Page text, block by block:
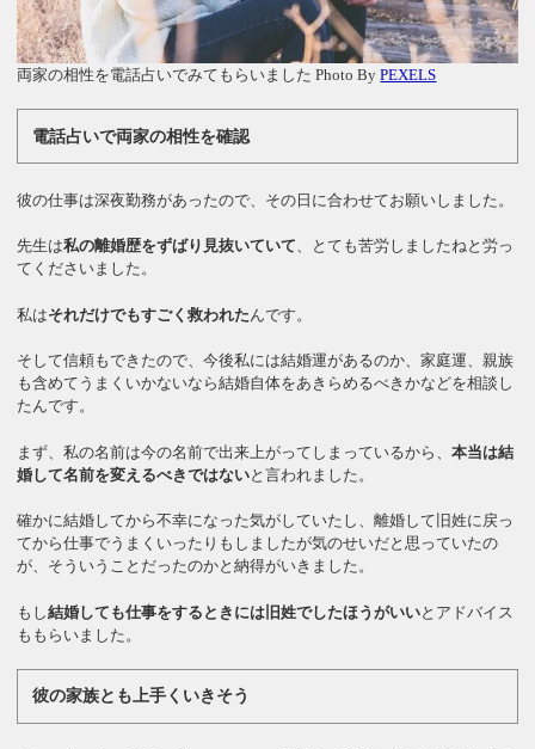
両家の相性を電話占いでみてもらいました Photo ByPEXELS
電話占いで両家の相性を確認
彼の仕事は深夜勤務があったので、その日に合わせてお願いしました。
先生は私の離婚歴をずばり見抜いていて、とても苦労しましたねと労っ
てくださいました。
私はそれだけでもすごく救われた んです。
そして信頼もできたので、今後私には結婚運があるのか、家庭運、親族
も含めてうまくいかないなら結婚自体をあきらめるべきかなどを相談し
たんです。
まず、私の名前は今の名前で出来上がってしまっているから、本当は結
婚して名前を変えるべきではないと言われました。
確かに結婚してから不幸になった気がしていたし、離婚して旧姓に戻っ
てから仕事でうまくいったりもしましたが気のせいだと思っていたの
が、そういうことだったのかと納得がいきました。
もし結婚しても仕事をするときには旧姓でしたほうがいいとアドバイス
ももらいました。
彼の家族とも上手くいきそう